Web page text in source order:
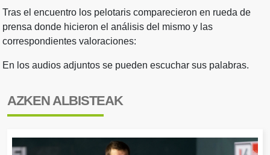
Tras el encuentro los pelotaris comparecieron en rueda de
prensa donde hicieron el análisis del mismo y las
correspondientes valoraciones:
En los audios adjuntos se pueden escuchar sus palabras.
AZKEN ALBISTEAK